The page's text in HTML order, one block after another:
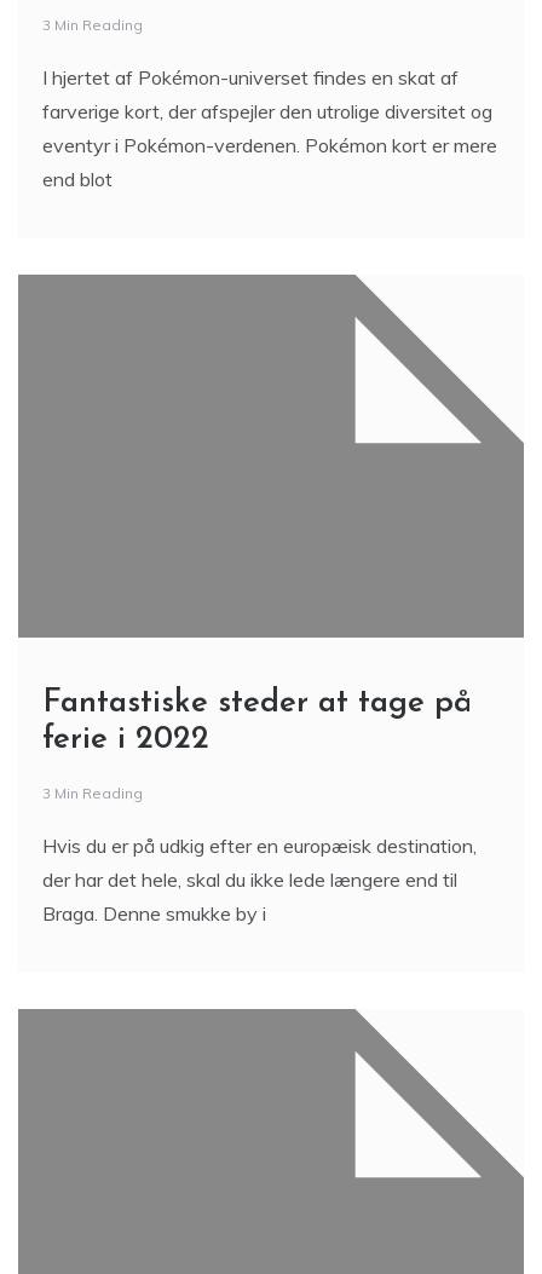
3 Min Reading
I hjertet af Pokémon-universet findes en skat af
farverige kort, der afspejler den utrolige diversitet og
eventyr i Pokémon-verdenen. Pokémon kort er mere
end blot
Fantastiske steder at tage på
ferie i 2022
3 Min Reading
Hvis du er på udkig efter en europæisk destination,
der har det hele, skal du ikke lede længere end til
Braga. Denne smukke by i